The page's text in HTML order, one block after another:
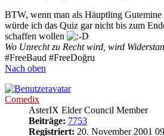
BTW, wenn man als Häuptling Gutemine
würde ich das Quiz gar nicht bis zum
schaffen wollen
Wo Unrecht zu Recht wird, wird
#FreeBaud #FreeDoğru
Nach oben
Comedix
AsterIX Elder Council Member
Beiträge: 7753
Registriert: 20. November 2001